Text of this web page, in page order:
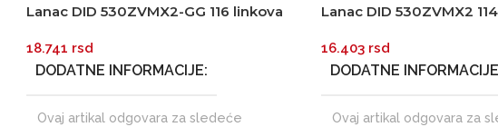
Lanac DID 530ZVMX2-GG 116 linkova
18.741 rsd
DODATNE INFORMACIJE
Ovaj artikal odgovara za sledeće
Lanac DID 530ZVMX2
16.403 rsd
DODATNE INFORMACIJE
Ovaj artikal odgovara za